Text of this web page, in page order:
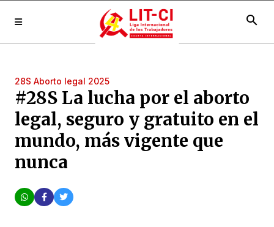
search
28S Aborto legal 2025
#28S La lucha por el aborto
legal, seguro y gratuito en el
mundo, más vigente que
nunca